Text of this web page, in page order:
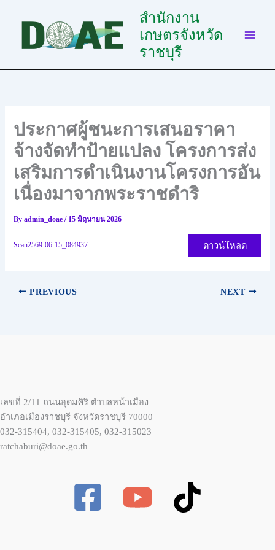
สำนักงาน
เกษตรจังหวัด
ราชบุรี
ประกาศผู้ชนะการเสนอราคา
จ้างจัดทำป้ายแปลง โครงการส่ง
เสริมการดำเนินงานโครงการอัน
เนื่องมาจากพระราชดำริ
Byadmin_doae/ 15 มิถุนายน 2026
Scan2569-06-15_084937 ดาวน์โหลด
PREVIOUS NEXT
เลขที่ 2/11 ถนนอุดมศิริ ตำบลหน้าเมือง
อำเภอเมืองราชบุรี จังหวัดราชบุรี 70000
032-315404, 032-315405, 032-315023
ratchaburi@doae.go.th